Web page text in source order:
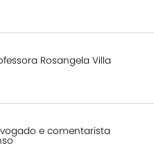
Rosangela Villa
e comentarista